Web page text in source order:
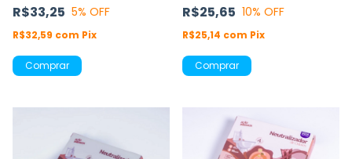
R$33,25 5% OFF
R$32,59 com Pix
Comprar
R$25,65 10% OFF
R$25,14 com Pix
Comprar